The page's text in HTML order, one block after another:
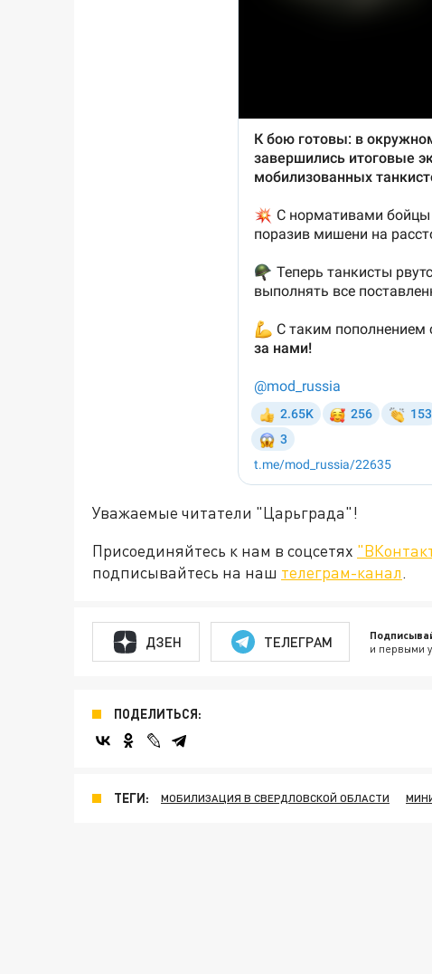
Уважаемые читатели "Царьграда"!
Присоединяйтесь к нам в соцсетях
подписывайтесь на наш телеграм-канал.
ДЗЕН ТЕЛЕГРАМ и первыми
ПОДЕЛИТЬСЯ:
ТЕГИ: МОБИЛИЗАЦИЯ В СВЕРДЛОВСКОЙ ОБЛАСТИ